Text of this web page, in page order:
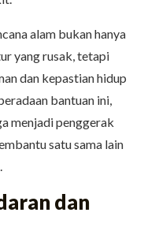
alam bukan hanya
yang rusak, tetapi
dan kepastian hidup
bantuan ini,
menjadi penggerak
satu sama lain
dan